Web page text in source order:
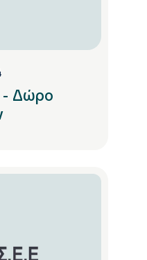
- Δώρο